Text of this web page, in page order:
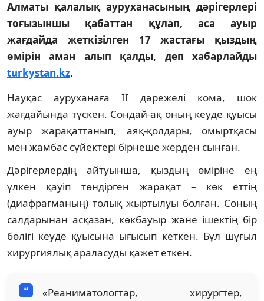
Алматы қалалық ауруханасының дәрігерлері
тоғызыншы қабаттан құлап, аса ауыр
жағдайда жеткізілген 17 жастағы қыздың
өмірін аман алып қалды, деп хабарлайды
turkystan.kz.
Науқас ауруханаға ІІ дәрежелі кома, шок
жағдайында түскен. Сондай-ақ оның кеуде қуысы
ауыр жарақаттанып, аяқ-қолдары, омыртқасы
мен жамбас сүйектері бірнеше жерден сынған.
Дәрігерлердің айтуынша, қыздың өміріне ең
үлкен қауіп төндірген жарақат – көк еттің
(диафрагманың) толық жыртылуы болған. Соның
салдарынан асқазан, көкбауыр және ішектің бір
бөлігі кеуде қуысына ығысып кеткен. Бұл шұғыл
хирургиялық араласуды қажет еткен.
«Реаниматологтар, хирургтер,